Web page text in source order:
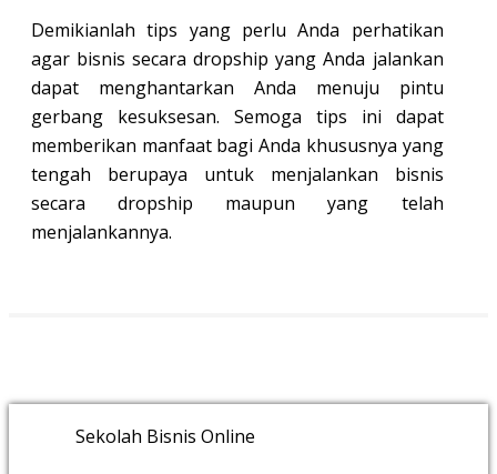
Demikianlah tips yang perlu Anda perhatikan
agar bisnis secara dropship yang Anda jalankan
dapat menghantarkan Anda menuju pintu
gerbang kesuksesan. Semoga tips ini dapat
memberikan manfaat bagi Anda khususnya yang
tengah berupaya untuk menjalankan bisnis
secara dropship maupun yang telah
menjalankannya.
Sekolah Bisnis Online